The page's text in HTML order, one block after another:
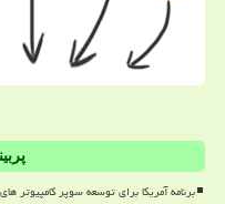
برنامه آمریکا برای توسعه سوپر کامپیوتر